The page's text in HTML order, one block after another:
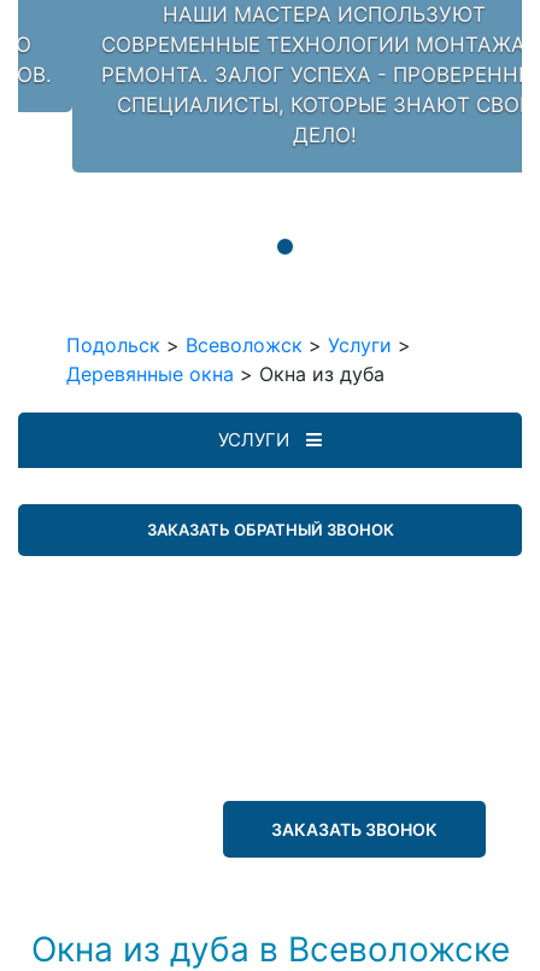
НАШИ МАСТЕРА ИСПОЛЬЗУЮТ
СОВРЕМЕННЫЕ ТЕХНОЛОГИИ МОНТАЖА И
РЕМОНТА. ЗАЛОГ УСПЕХА - ПРОВЕРЕННЫЕ
СПЕЦИАЛИСТЫ, КОТОРЫЕ ЗНАЮТ СВОЁ
ДЕЛО!
Подольск > Всеволожск > Услуги >
Деревянные окна > Окна из дуба
УСЛУГИ
ЗАКАЗАТЬ ОБРАТНЫЙ ЗВОНОК
ЗАКАЗАТЬ ЗВОНОК
Окна из дуба в Всеволожске